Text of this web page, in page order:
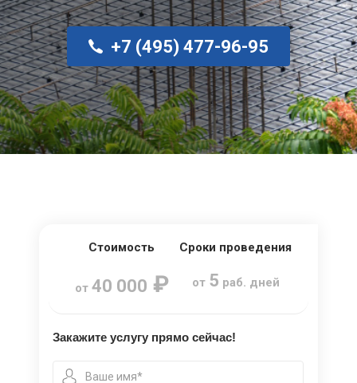
+7 (495) 477-96-95
Стоимость
от 40 000 ₽
Сроки проведения
от 5 раб. дней
Закажите услугу прямо сейчас!